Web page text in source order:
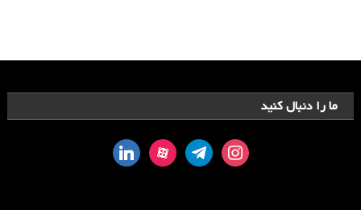
ما را دنبال کنید
instagram
telegram
aparat
linkedin